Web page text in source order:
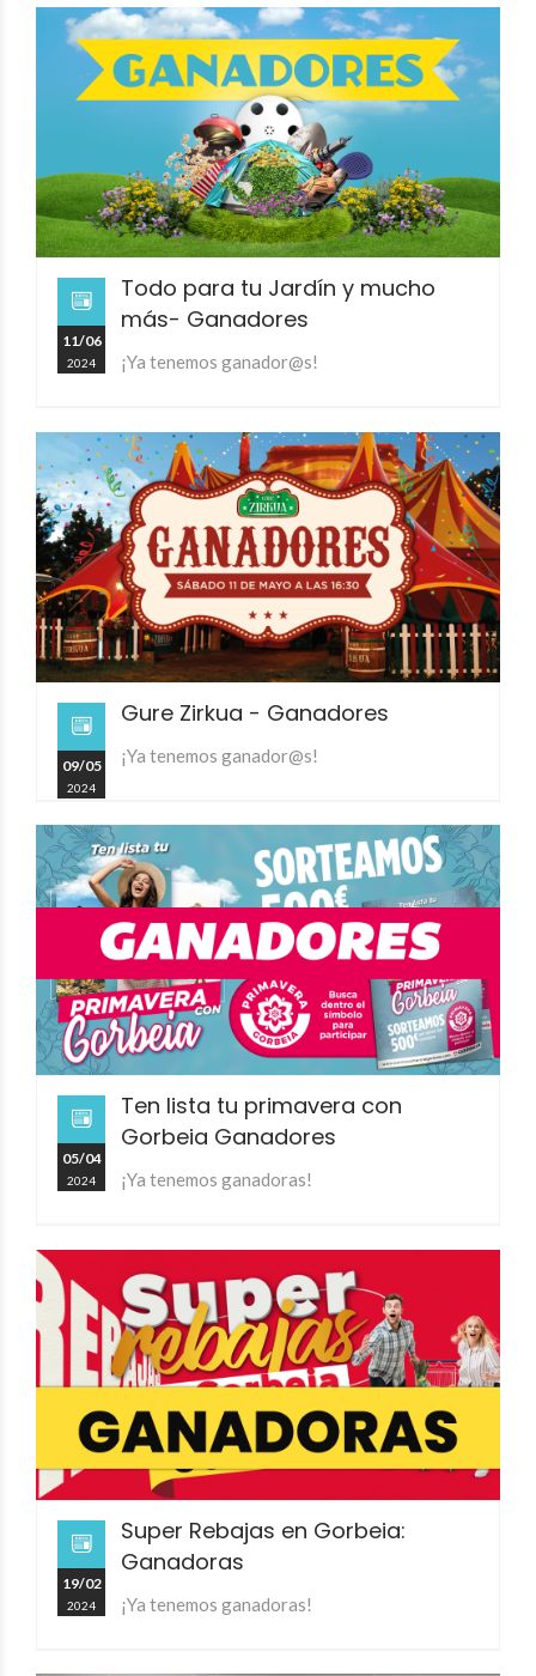
Todo para tu Jardín y mucho
más- Ganadores
¡Ya tenemos ganador@s!
11/06
2024
Gure Zirkua - Ganadores
¡Ya tenemos ganador@s!
09/05
2024
Ten lista tu primavera con
Gorbeia Ganadores
¡Ya tenemos ganadoras!
05/04
2024
Super Rebajas en Gorbeia:
Ganadoras
¡Ya tenemos ganadoras!
19/02
2024